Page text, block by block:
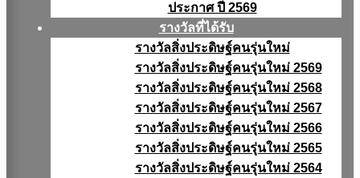
ประกาศ ปี 2569
รางวัลที่ได้รับ
รางวัลสิ่งประดิษฐ์คนรุ่นใหม่
รางวัลสิ่งประดิษฐ์คนรุ่นใหม่ 2569
รางวัลสิ่งประดิษฐ์คนรุ่นใหม่ 2568
รางวัลสิ่งประดิษฐ์คนรุ่นใหม่ 2567
รางวัลสิ่งประดิษฐ์คนรุ่นใหม่ 2566
รางวัลสิ่งประดิษฐ์คนรุ่นใหม่ 2565
รางวัลสิ่งประดิษฐ์คนรุ่นใหม่ 2564